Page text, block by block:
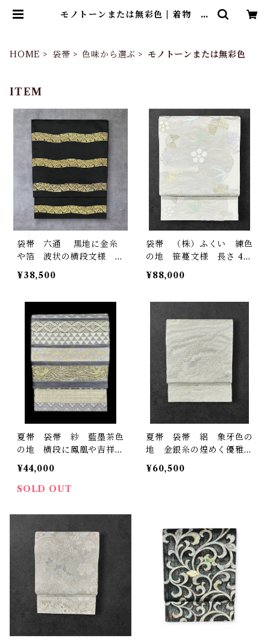
モノトーンまたは無彩色 | 着物 ひ
HOME 袋帯 色味から選ぶ モノトーンまたは無彩色
ITEM
袋帯 六通 黒地に金糸
や箔 波状の横段文様 長
さ432㎝ Q6867
¥38,500
袋帯 （株）ふくい 練色
の地 笹蔓文様 長さ 44
0㎝ Q6984
¥88,000
夏帯 袋帯 紗 藍墨茶色
の地 横段に鳳凰や吉祥文
様など 長さ 440㎝ Q6
941
¥44,000
SOLD OUT
夏帯 袋帯 絽 象牙色の
地 金銀糸の煌めく優雅な
波のような柄 長さ 435
㎝ Q5821
¥60,500